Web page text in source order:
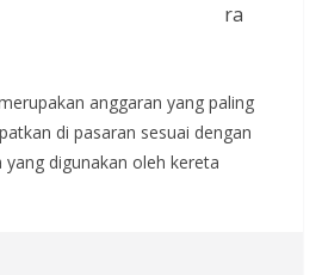
ra
anggaran yang paling
di pasaran sesuai dengan
digunakan oleh kereta